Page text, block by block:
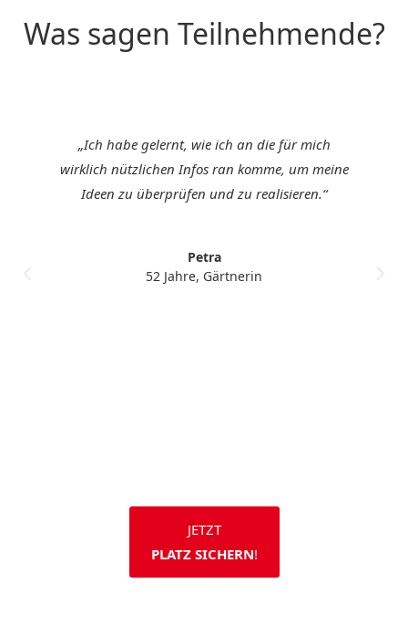
Was sagen Teilnehmende?
„Ich habe gelernt, wie ich an die für mich
wirklich nützlichen Infos ran komme, um meine
Ideen zu überprüfen und zu realisieren.“
Petra
52 Jahre, Gärtnerin
JETZT
PLATZ SICHERN!